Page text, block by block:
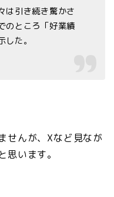
は引き続き驚かさ
のところ「好業績
た。
せんが、Xなど見なが
います。